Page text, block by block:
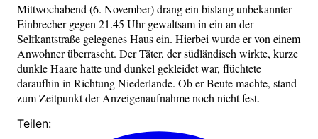
Mittwochabend (6. November) drang ein bislang unbekannter
Einbrecher gegen 21.45 Uhr gewaltsam in ein an der
Selfkantstraße gelegenes Haus ein. Hierbei wurde er von einem
Anwohner überrascht. Der Täter, der südländisch wirkte, kurze
dunkle Haare hatte und dunkel gekleidet war, flüchtete
daraufhin in Richtung Niederlande. Ob er Beute machte, stand
zum Zeitpunkt der Anzeigenaufnahme noch nicht fest.
Teilen: